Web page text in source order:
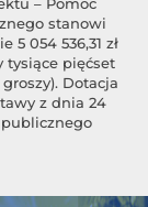
stanowi
054 536,31 zł
tysiące pięćset
Dotacja
z dnia 24